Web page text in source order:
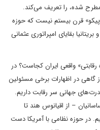
شده، را تعریف می‌کند.
پیکو» قرن بیستم نیست که حوزه
بقایای امپراتوری عثمانی
رقابتی» واقعی ایران کجاست؟ در
گاهی در اظهارات برخی مسئولین
جهانی سر رقابت داریم.
– از اقیانوس هند تا
در حوزه نظامی با آمریکا دست